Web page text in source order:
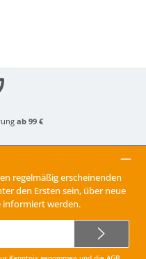
ab 99 €
regelmäßig erscheinenden
den Ersten sein, über neue
informiert werden.